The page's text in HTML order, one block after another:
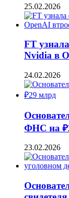
25.02.2026
FT
Nvidia в
24.02.2026
ФНС на
23.02.2026